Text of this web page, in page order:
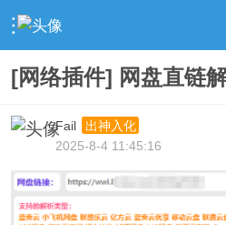
› 社区广场 › 精品软件 › 内容
[网络插件] 网盘直链
Fail
出神入化
2025-8-4 11:45:16